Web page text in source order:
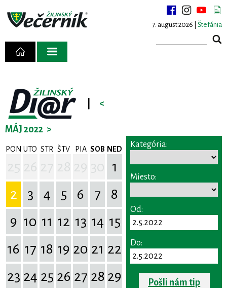
7. august 2026 | Štefánia
<
MÁJ 2022 >
PON UTO STR ŠTV PIA SOB NED
1
2
3 4 5 6 7
8
9 10 11 12 13 14 15
16 17 18 19 20 21 22
23 24 25 26 27 28 29
Kategória:
Miesto:
Od:
Do:
Pošli nám tip